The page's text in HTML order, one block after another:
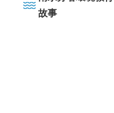
故事